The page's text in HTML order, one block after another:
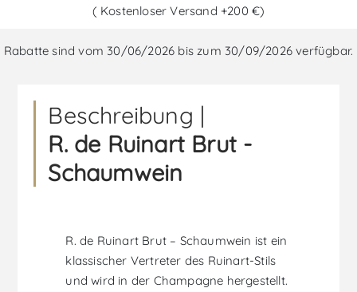
( Kostenloser Versand +200 €)
Rabatte sind vom 30/06/2026 bis zum 30/09/2026 verfügbar.
Beschreibung |
R. de Ruinart Brut -
Schaumwein
R. de Ruinart Brut – Schaumwein ist ein
klassischer Vertreter des Ruinart-Stils
und wird in der Champagne hergestellt.